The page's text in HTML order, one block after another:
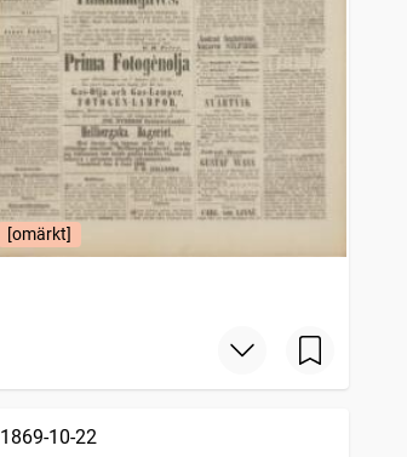
[omärkt]
1869-10-22